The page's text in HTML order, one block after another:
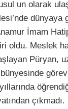
un olarak
dünyaya
İmam
oldu. Meslek
Püryan,
çıkmadı.